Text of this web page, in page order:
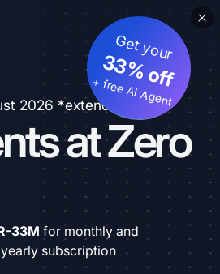
2026 *extended
at Zero
Get your
33% off
+ free AI Agent
33M for monthly and
subscription